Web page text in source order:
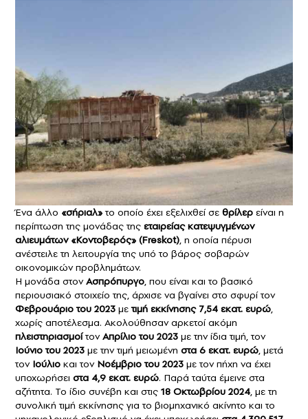
Ένα άλλο «σήριαλ»το οποίο έχει εξελιχθεί σε θρίλερ είναι η
περίπτωση της μονάδας της εταιρείας κατεψυγμένων
αλιευμάτων «Κοντοβερός» (Freskot), η οποία πέρυσι
ανέστειλε τη λειτουργία της υπό το βάρος σοβαρών
οικονομικών προβλημάτων.
Η μονάδα στονΑσπρόπυργο, που είναι και το βασικό
περιουσιακό στοιχείο της, άρχισε να βγαίνει στο σφυρί τον
Φεβρουάριο του 2023 μετιμή εκκίνησης 7,54 εκατ. ευρώ,
χωρίς αποτέλεσμα. Ακολούθησαν αρκετοί ακόμη
πλειστηριασμοίτονΑπρίλιο του 2023 με την ίδια τιμή, τον
Ιούνιο του 2023 με την τιμή μειωμένη στα 6 εκατ. ευρώ, μετά
τον Ιούλιο και τον Νοέμβριο του 2023 με τον πήχη να έχει
υποχωρήσει στα 4,9 εκατ. ευρώ. Παρά ταύτα έμεινε στα
αζήτητα. Το ίδιο συνέβη και στις 18 Οκτωβρίου 2024, με τη
συνολική τιμή εκκίνησης για το βιομηχανικό ακίνητο και το